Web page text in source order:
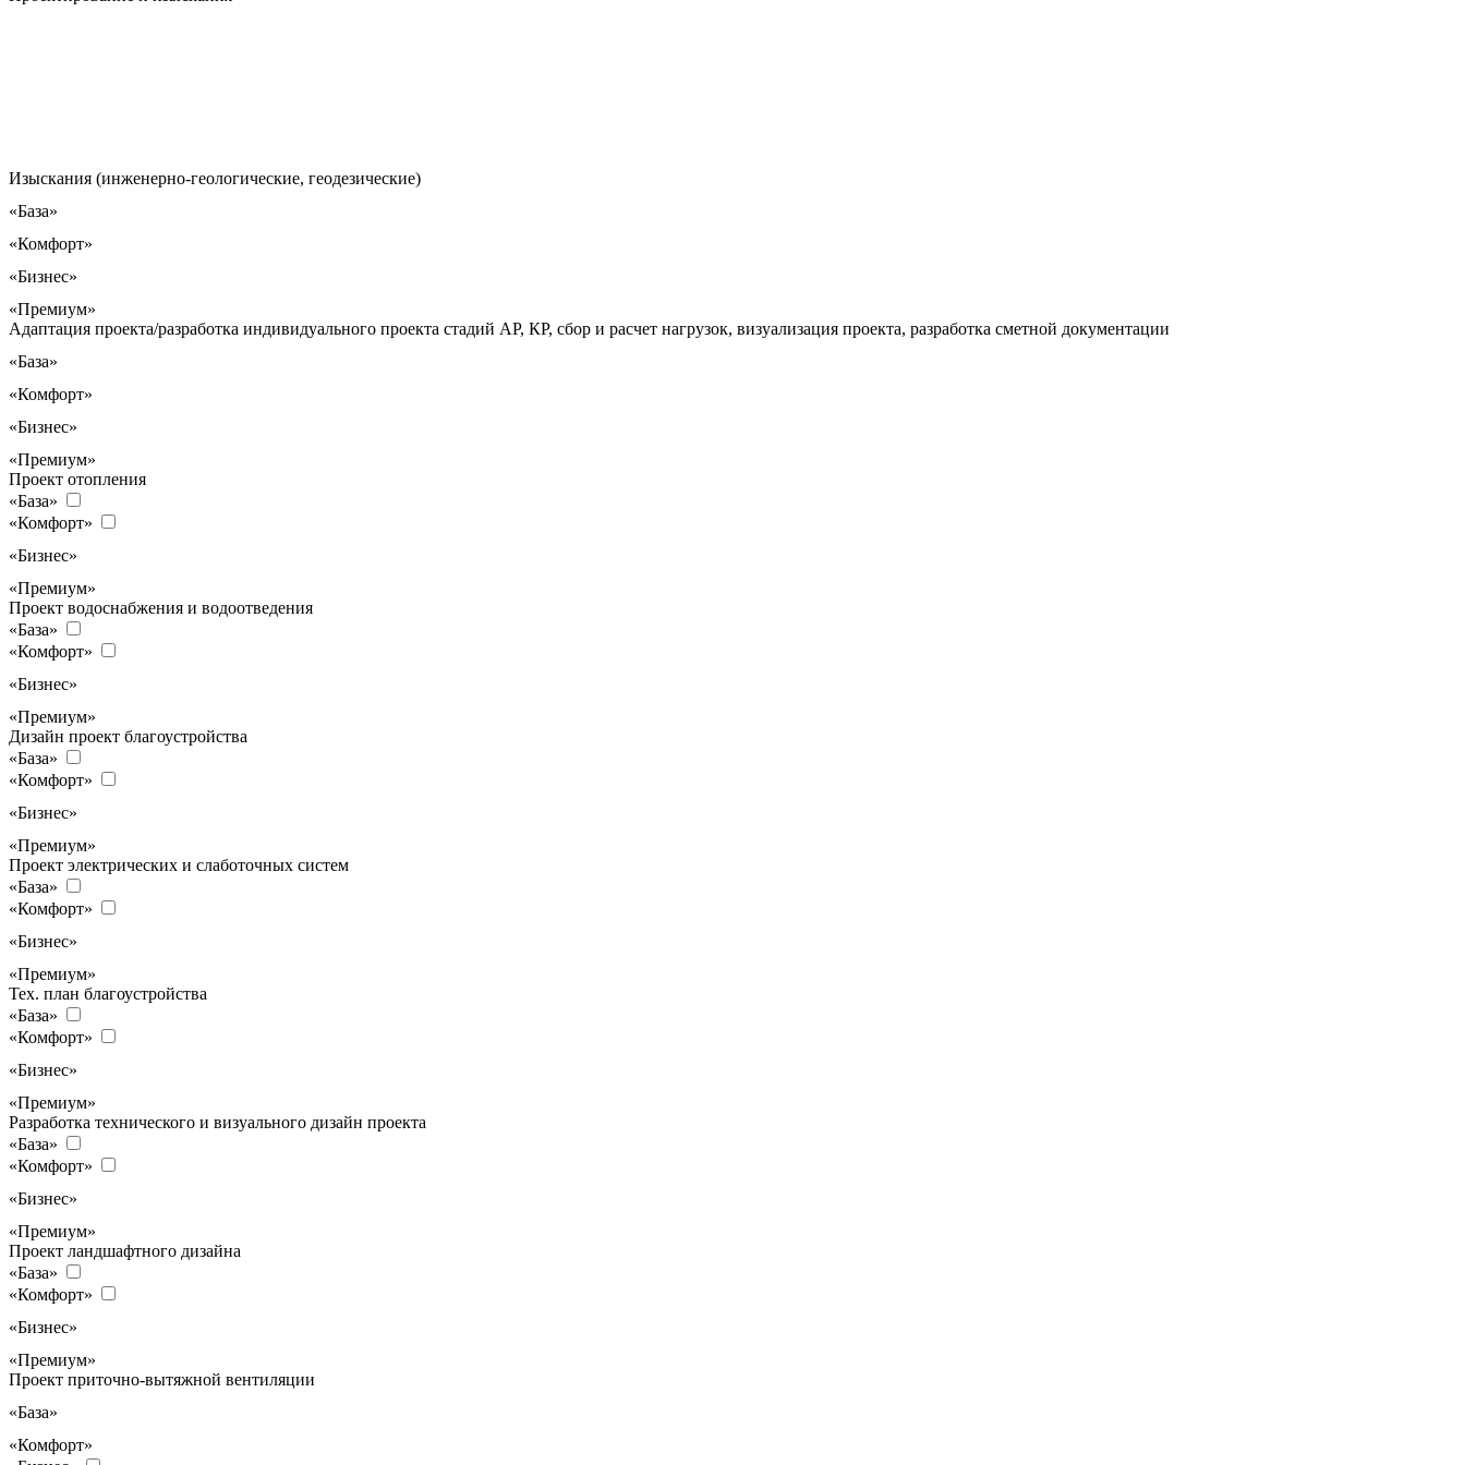
Изыскания (инженерно-геологические, геодезические)
«База»
«Комфорт»
«Бизнес»
«Премиум»
Адаптация проекта/разработка индивидуального проекта стадий АР, КР, сбор и расчет нагрузок, визуализация проекта, разработка сметной документации
«База»
«Комфорт»
«Бизнес»
«Премиум»
Проект отопления
«База»
«Комфорт»
«Бизнес»
«Премиум»
Проект водоснабжения и водоотведения
«База»
«Комфорт»
«Бизнес»
«Премиум»
Дизайн проект благоустройства
«База»
«Комфорт»
«Бизнес»
«Премиум»
Проект электрических и слаботочных систем
«База»
«Комфорт»
«Бизнес»
«Премиум»
Тех. план благоустройства
«База»
«Комфорт»
«Бизнес»
«Премиум»
Разработка технического и визуального дизайн проекта
«База»
«Комфорт»
«Бизнес»
«Премиум»
Проект ландшафтного дизайна
«База»
«Комфорт»
«Бизнес»
«Премиум»
Проект приточно-вытяжной вентиляции
«База»
«Комфорт»